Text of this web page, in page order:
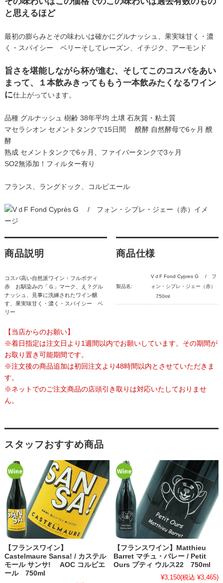
と思えるほど
最初の膨らみとその味わいは確かにグルナッシュ、果実味甘く・濃
く・スパイシー ベリーそしてレーズン、イチジク、アーモンド
旨さを堪能しながら杯が進む、そしてこのコスパをあい
まって、１本飲みきってももう一本飲みたくなるワイン
に仕上がっています。
品種 グルナッシュ 樹齢 38年平均 土壌 石灰質・粘土質
マセラシオン セメントタンクで15日間 醗酵 自然酵母で6ヶ月 醗
酵
熟成 セメントタンクで6ヶ月、ファイバータンクで3ヶ月
SO2無添加！フィルター有り
フランス、ラングドック、コルビエール
商品説明
コスパ高い自然派ワイン・フルボディ
赤 お馴染みの「Ｇ」マーク、え？グル
ナッシュ、見事に洗練されたワイン醸
す、果実味甘く・濃く・スパイシー ベ
リー
商品仕様
製品名:
VｄF Fond Cypres G / フ
ォン・シプレ・ジェー（赤）
750ml
【当店からのお願い】
※着日指定は注文日より1週間以内でお願いしています。その期間が
お取り置き可能期間です。
※注文後の商品追加は初回注文より48時間以内とさせていただきま
す。
※ネットでのご注文商品の店頭引き取りは対応いたしておりませ
ん。
スタッフおすすめ商品
【フランスワイン】
Castelmaure Sansa! / カステル
モール サンサ! AOC コルビエ
ール 750ml
【フランスワイン】Matthieu
Barret マチュ・バレー / Petit
Ours プティ ウルス22 750ml
¥3,150(税込 ¥3,465)